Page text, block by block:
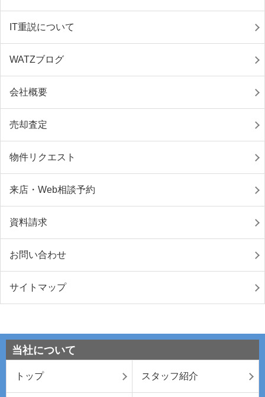
IT重説について
WATZブログ
会社概要
売却査定
物件リクエスト
来店・Web相談予約
資料請求
お問い合わせ
サイトマップ
当社について
トップ スタッフ紹介